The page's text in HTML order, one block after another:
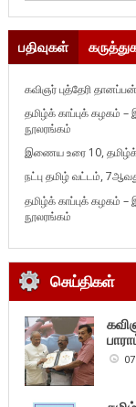
பதிவுகள்
கவிஞர் புத்தேரி
தமிழ்க் காப்புக்
நூலரங்கம்
இணைய உரை 10,
நட்பு தமிழ் வட்டம்,
தமிழ்க் காப்புக்
நூலரங்கம்
செய்திகள்